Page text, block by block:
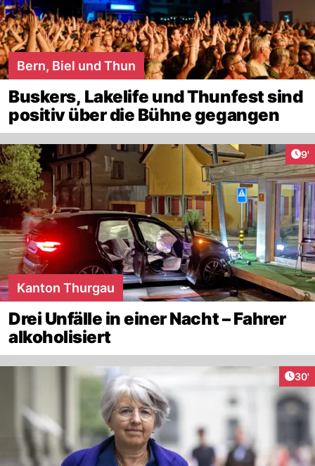
Bern, Biel und Thun
Buskers, Lakelife und Thunfest sind
positiv über die Bühne gegangen
9'
Kanton Thurgau
Drei Unfälle in einer Nacht – Fahrer
alkoholisiert
30'